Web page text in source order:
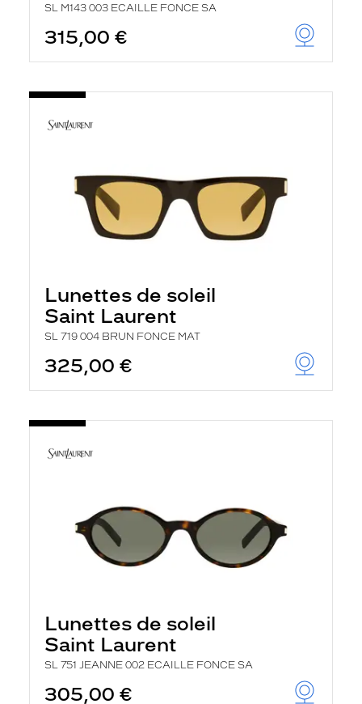
SL M143 003 ECAILLE FONCE SA
315,00 €
Lunettes de soleil
Saint Laurent
SL 719 004 BRUN FONCE MAT
325,00 €
Lunettes de soleil
Saint Laurent
SL 751 JEANNE 002 ECAILLE FONCE SA
305,00 €